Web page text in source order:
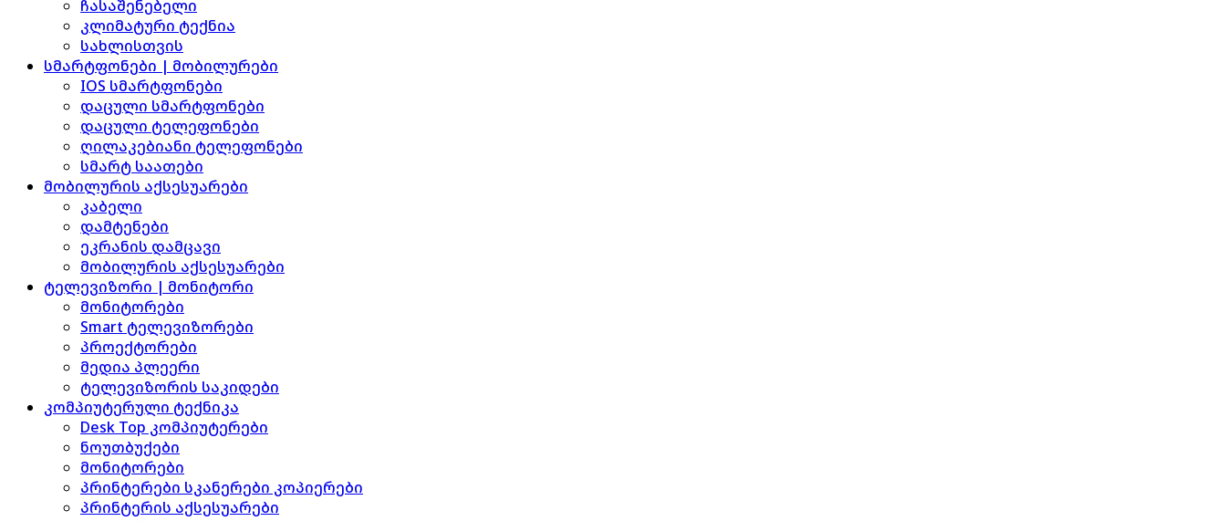
ჩასაშენებელი
კლიმატური ტექნია
სახლისთვის
სმარტფონები | მობილურები
IOS სმარტფონები
დაცული სმარტფონები
დაცული ტელეფონები
ღილაკებიანი ტელეფონები
სმარტ საათები
მობილურის აქსესუარები
კაბელი
დამტენები
ეკრანის დამცავი
მობილურის აქსესუარები
ტელევიზორი | მონიტორი
მონიტორები
Smart ტელევიზორები
პროექტორები
მედია პლეერი
ტელევიზორის საკიდები
კომპიუტერული ტექნიკა
Desk Top კომპიუტერები
ნოუთბუქები
მონიტორები
პრინტერები სკანერები კოპიერები
პრინტერის აქსესუარები